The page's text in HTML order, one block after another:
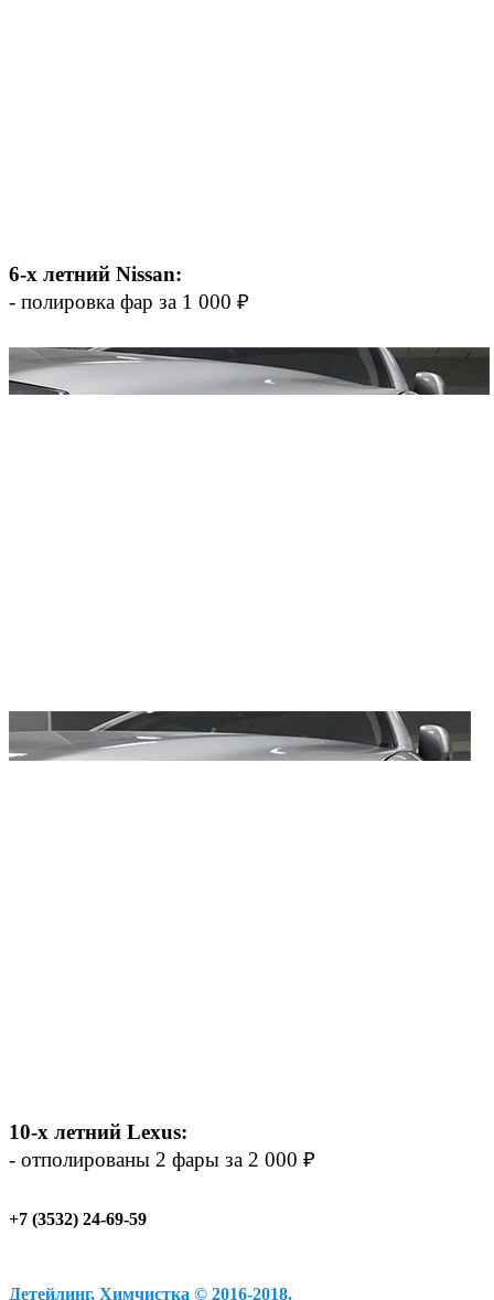
6-х летний Nissan:
- полировка фар за 1 000 ₽
10-х летний Lexus:
- отполированы 2 фары за 2 000 ₽
+7 (3532) 24-69-59
Детейлинг, Химчистка © 2016-2018.